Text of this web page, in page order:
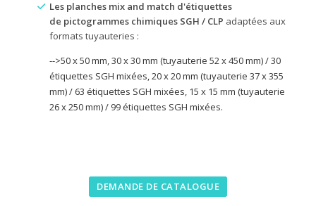
Les planches mix and match d'étiquettes
de pictogrammes chimiques SGH / CLP adaptées aux
formats tuyauteries :
-->50 x 50 mm,30 x 30 mm (tuyauterie 52 x 450 mm) / 30
étiquettes SGH mixées, 20 x 20 mm (tuyauterie 37 x 355
mm) / 63 étiquettes SGH mixées, 15 x 15 mm (tuyauterie
26 x 250 mm) / 99 étiquettes SGH mixées.
DEMANDE DE CATALOGUE